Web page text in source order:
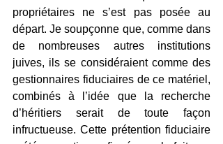
propriétaires ne s’est pas posée au
départ. Je soupçonne que, comme dans
de nombreuses autres institutions
juives, ils se considéraient comme des
gestionnaires fiduciaires de ce matériel,
combinés à l’idée que la recherche
d’héritiers serait de toute façon
infructueuse. Cette prétention fiduciaire